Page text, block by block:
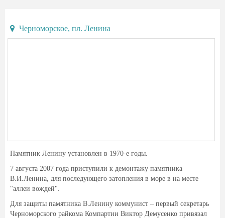
Черноморское, пл. Ленина
Памятник Ленину установлен в 1970-е годы.
7 августа 2007 года приступили к демонтажу памятника
В.И.Ленина, для последующего затопления в море в на месте
"аллеи вождей".
Для защиты памятника В.Ленину коммунист – первый секретарь
Черноморского райкома Компартии Виктор Демусенко привязал